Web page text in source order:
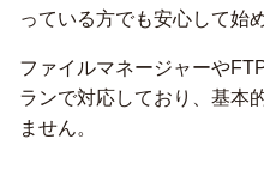
っている方でも安心して始
ファイルマネージャーや
ランで対応しており、基本
ません。